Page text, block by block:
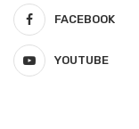
FACEBOOK
YOUTUBE